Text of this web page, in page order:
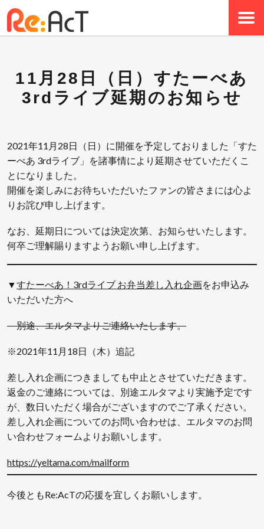
11月28日（日）すたーべあ
3rdライブ延期のお知らせ
2021年11月28日（日）に開催を予定しておりました「すた
ーべあ 3rdライブ」を諸事情により延期させていただくこ
とになりました。
開催を楽しみにお待ちいただいたファンの皆さまには心よ
りお詫び申し上げます。
なお、延期日については決定次第、お知らせいたします。
何卒ご理解賜りますようお願い申し上げます。
▼すたーべあ！3rdライブ お弁当差し入れ企画をお申込み
いただいた方へ
別途、エルタマよりご連絡いたします。
※2021年11月18日（木）追記
差し入れ企画につきましても中止とさせていただきます。
返金のご連絡については、別途エルタマより実施予定です
が、数日いただく場合がございますのでご了承ください。
差し入れ企画についてのお問い合わせは、エルタマのお問
い合わせフォームよりお願いします。
https://yeltama.com/mailform
今後ともRe:AcTの応援を宜しくお願いします。